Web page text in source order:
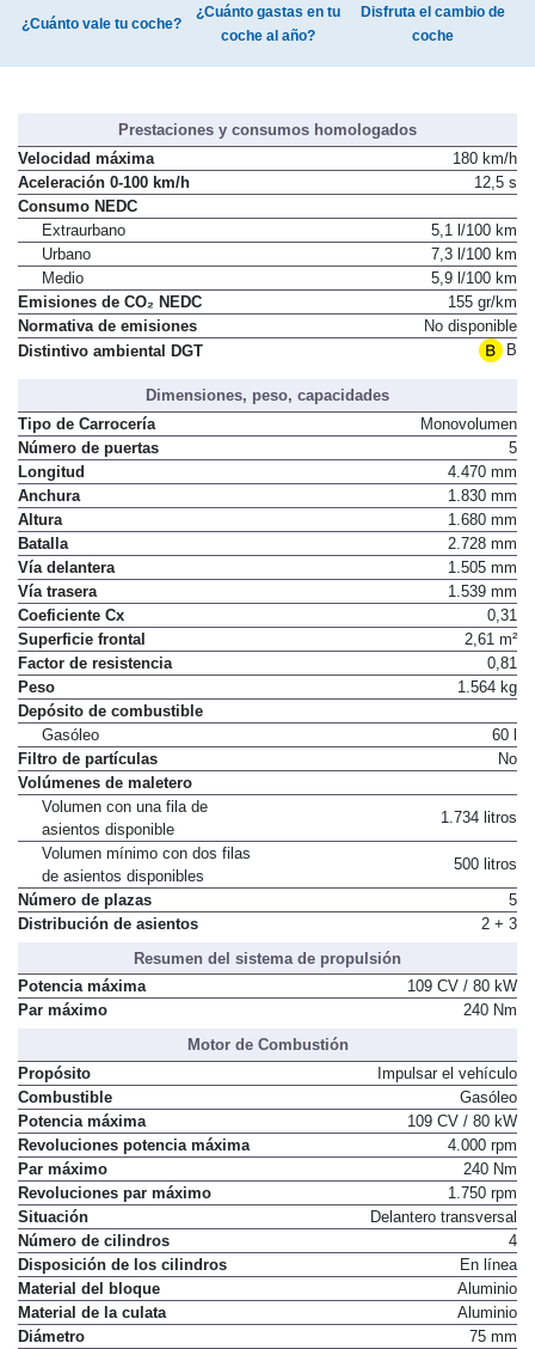
¿Cuánto vale tu coche?
¿Cuánto gastas en tu
coche al año?
Disfruta el cambio de
coche
Prestaciones y consumos homologados
Velocidad máxima
180 km/h
Aceleración 0-100 km/h
12,5 s
Consumo NEDC
Extraurbano
5,1 l/100 km
Urbano
7,3 l/100 km
Medio
5,9 l/100 km
Emisiones de CO₂ NEDC
155 gr/km
Normativa de emisiones
No disponible
Distintivo ambiental DGT
B
Dimensiones, peso, capacidades
Tipo de Carrocería
Monovolumen
Número de puertas
5
Longitud
4.470 mm
Anchura
1.830 mm
Altura
1.680 mm
Batalla
2.728 mm
Vía delantera
1.505 mm
Vía trasera
1.539 mm
Coeficiente Cx
0,31
Superficie frontal
2,61 m²
Factor de resistencia
0,81
Peso
1.564 kg
Depósito de combustible
Gasóleo
60 l
Filtro de partículas
No
Volúmenes de maletero
Volumen con una fila de
asientos disponible
1.734 litros
Volumen mínimo con dos filas
de asientos disponibles
500 litros
Número de plazas
5
Distribución de asientos
2 + 3
Resumen del sistema de propulsión
Potencia máxima
109 CV / 80 kW
Par máximo
240 Nm
Motor de Combustión
Propósito
Impulsar el vehículo
Combustible
Gasóleo
Potencia máxima
109 CV / 80 kW
Revoluciones potencia máxima
4.000 rpm
Par máximo
240 Nm
Revoluciones par máximo
1.750 rpm
Situación
Delantero transversal
Número de cilindros
4
Disposición de los cilindros
En línea
Material del bloque
Aluminio
Material de la culata
Aluminio
Diámetro
75 mm